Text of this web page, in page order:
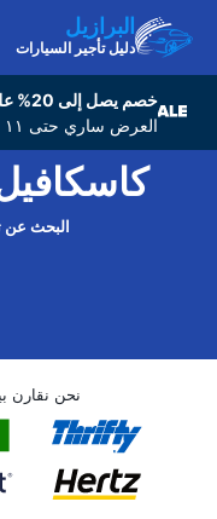
البرازيل
دليل تأجير السيارات
خصم يصل إلى 20% على تأجير السيارات في جميع أنحاء العالم
العرض ساري حتى ١١ أغسطس ٢٠٢٦ - استفد منه اليوم!
البحث عن
نحن نقارن